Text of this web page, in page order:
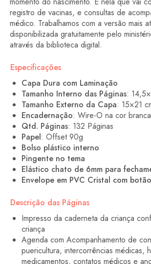
registro de vacinas, e consultas de
médico. Trabalhamos com a versão mais
disponibilizada gratuitamente pelo
através da biblioteca digital.
Especificações
Capa Dura com Laminação
Tamanho Interno das Páginas:
Tamanho Externo da Capa: 15×21
Encadernação: Wire-O na cor branca
Qtd. Páginas: 132 Páginas
Papel: Offset 90g
Bolso plástico interno
Pingente no tema
Elástico chato de 6mm para
Envelope em PVC Cristal com botão
Descrição das Páginas
Impresso da caderneta da criança
criança
Agenda com Acompanhamento de
puericultura, intercorrências médicas,
medicamentos, contatos médicos e